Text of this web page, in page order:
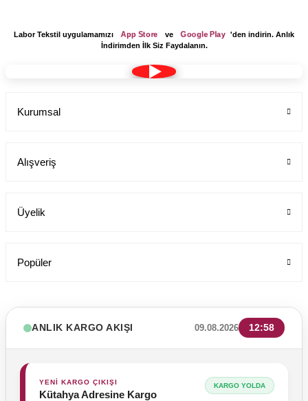
Labor Tekstil uygulamamızı App Store ve Google Play
'den indirin. Anlık
İndirimden İlk Siz Faydalanın.
Kurumsal
Alışveriş
Üyelik
Popüler
ANLIK KARGO AKIŞI 09.08.2026 12:58
YENİ KARGO ÇIKIŞI
Kütahya Adresine Kargo
KARGO YOLDA